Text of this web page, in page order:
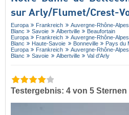
sur Arly/​Flumet/​Crest-
Europa Frankreich Auvergne-Rhône-Alpes
Blanc
Savoie Albertville
Beaufortain
Europa
Frankreich Auvergne-Rhône-Alpes
Blanc
Haute-Savoie Bonneville
Pays du
Europa
Frankreich Auvergne-Rhône-Alpes
Blanc
Savoie Albertville Val d'Arly
Testergebnis: 4 von 5 Sternen